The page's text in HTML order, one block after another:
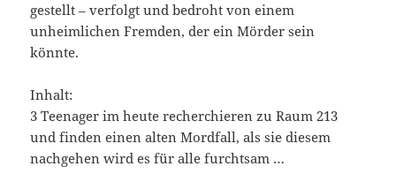
gestellt – verfolgt und bedroht von einem
unheimlichen Fremden, der ein Mörder sein
könnte.
Inhalt:
3 Teenager im heute recherchieren zu Raum 213
und finden einen alten Mordfall, als sie diesem
nachgehen wird es für alle furchtsam …